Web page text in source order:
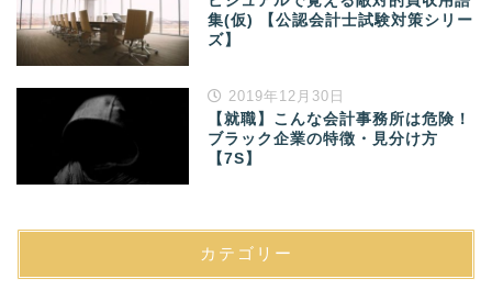
集(仮) 【公認会計士試験対策シリー
ズ】
2019年12月30日
【就職】こんな会計事務所は危険！
ブラック企業の特徴・見分け方
【7S】
カテゴリー